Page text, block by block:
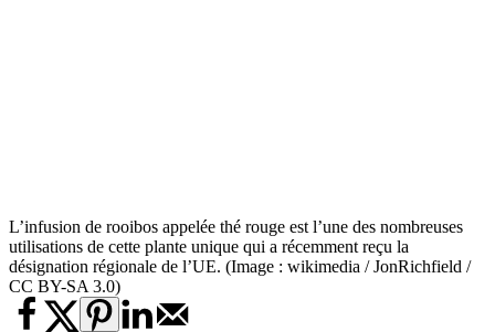
L’infusion de rooibos appelée thé rouge est l’une des nombreuses
utilisations de cette plante unique qui a récemment reçu la
désignation régionale de l’UE. (Image : wikimedia / JonRichfield /
CC BY-SA 3.0)